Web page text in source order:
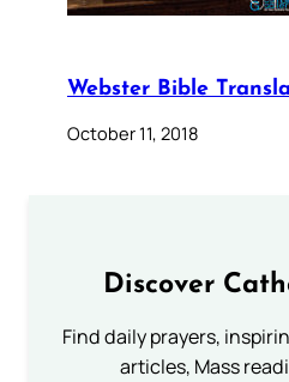
Webster Bible
October 11, 2018
Discover
Find daily prayers,
articles, Mass